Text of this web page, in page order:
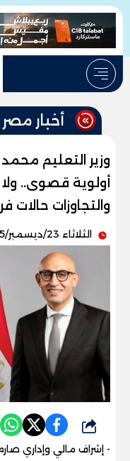
أخبار مصر
وزير التعليم
أولوية قصوى.. ولا
والتجاوزات حالات
الثلاثاء 23/ديسمبر/2025 - 10:32 م
شارك
- إشراف مالي وإداري